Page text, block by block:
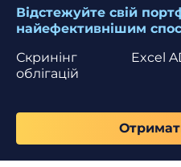
Відстежуйте свій
найефективнішим
Скринінг
облігацій
Excel